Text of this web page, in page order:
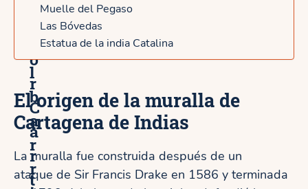
l
b
a
r
r
o
r
C
a
r
t
Muelle del Pegaso
Las Bóvedas
Estatua de la india Catalina
El origen de la muralla de
Cartagena de Indias
La muralla fue construida después de un
ataque de Sir Francis Drake en 1586 y terminada